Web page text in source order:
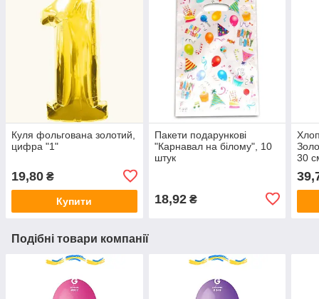
Куля фольгована золотий,
цифра "1"
19,80 ₴
Купити
Пакети подарункові
"Карнавал на білому", 10
штук
18,92₴
30
Подібні товари компанії